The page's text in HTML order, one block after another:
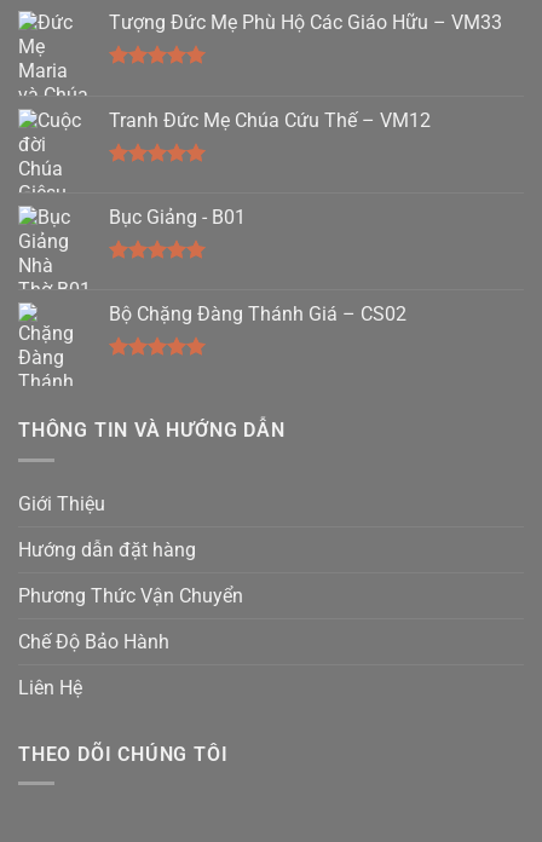
Tượng Đức Mẹ Phù Hộ Các Giáo Hữu – VM33
5 sao
Tranh Đức Mẹ Chúa Cứu Thế – VM12
5 sao
Bục Giảng - B01
5 sao
Bộ Chặng Đàng Thánh Giá – CS02
THÔNG TIN VÀ HƯỚNG DẪN
Giới Thiệu
Hướng dẫn đặt hàng
Phương Thức Vận Chuyển
Chế Độ Bảo Hành
Liên Hệ
THEO DÕI CHÚNG TÔI